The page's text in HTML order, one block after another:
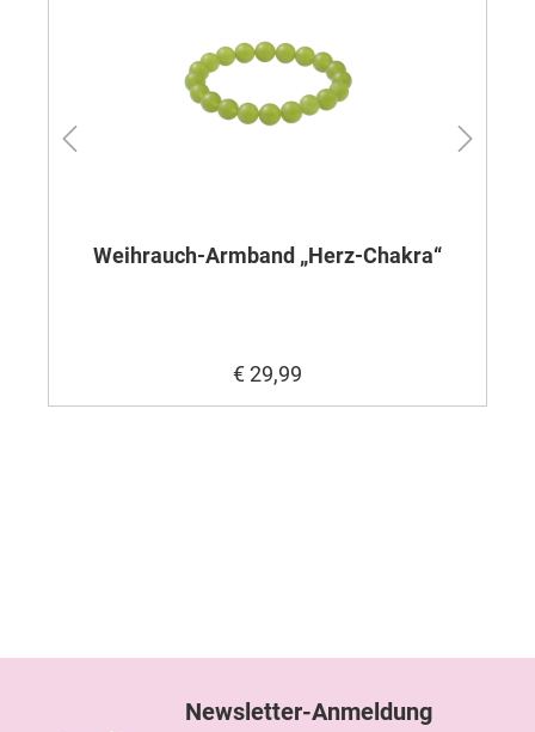
Weihrauch-Armband „Herz-Chakra“
€ 29,99
Newsletter-Anmeldung